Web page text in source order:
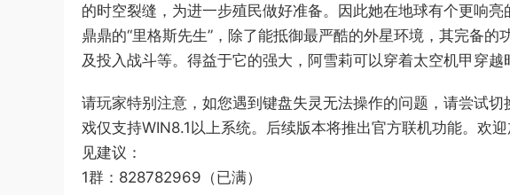
的时空裂缝，为进一步殖民做好准备。因此她在地球有个更响
鼎鼎的“里格斯先生”，除了能抵御最严酷的外星环境，其完备
及投入战斗等。得益于它的强大，阿雪莉可以穿着太空机甲穿越
请玩家特别注意，如您遇到键盘失灵无法操作的问题，请尝试
戏仅支持WIN8.1以上系统。后续版本将推出官方联机功能。欢
见建议：
1群：828782969（已满）